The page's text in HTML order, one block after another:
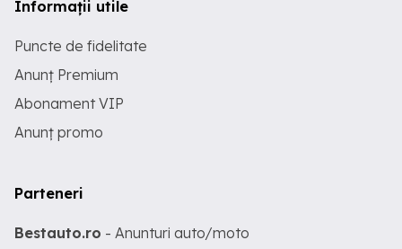
Informații utile
Puncte de fidelitate
Anunț Premium
Abonament VIP
Anunț promo
Parteneri
Bestauto.ro - Anunturi auto/moto